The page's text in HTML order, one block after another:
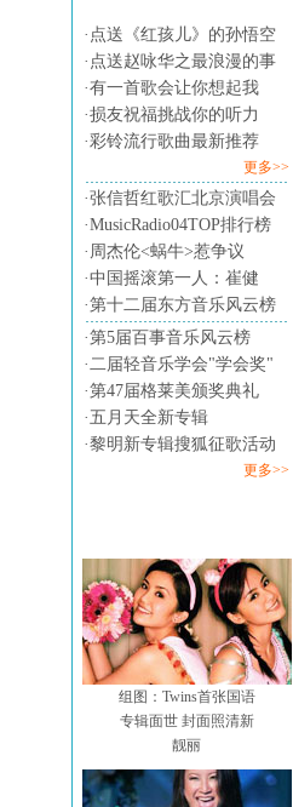
· 点送《红孩儿》的孙悟空
· 点送赵咏华之最浪漫的事
·有一首歌会让你想起我
·损友祝福挑战你的听力
·彩铃流行歌曲最新推荐
更多>>
·张信哲红歌汇北京演唱会
·MusicRadio04TOP排行榜
· 周杰伦<蜗牛>惹争议
·中国摇滚第一人：崔健
·第十二届东方音乐风云榜
·第5届百事音乐风云榜
·二届轻音乐学会"学会奖"
·第47届格莱美颁奖典礼
· 五月天全新专辑
·黎明新专辑搜狐征歌活动
更多>>
组图：Twins首张国语
专辑面世 封面照清新
靓丽